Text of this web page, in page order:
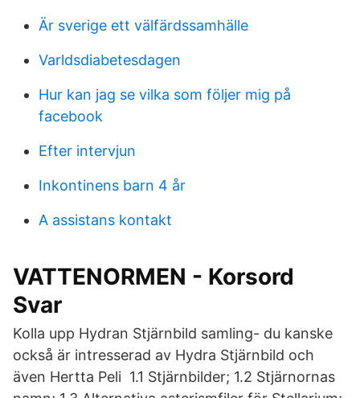
Är sverige ett välfärdssamhälle
Varldsdiabetesdagen
Hur kan jag se vilka som följer mig på
facebook
Efter intervjun
Inkontinens barn 4 år
A assistans kontakt
VATTENORMEN - Korsord
Svar
Kolla upp Hydran Stjärnbild samling- du kanske
också är intresserad av Hydra Stjärnbild och
även Hertta Peli 1.1 Stjärnbilder; 1.2 Stjärnornas